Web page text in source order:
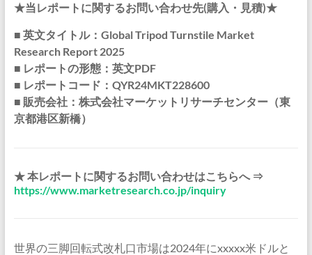
★当レポートに関するお問い合わせ先(購入・見積)★
■ 英文タイトル：Global Tripod Turnstile Market
Research Report 2025
■ レポートの形態：英文PDF
■ レポートコード：QYR24MKT228600
■ 販売会社：株式会社マーケットリサーチセンター（東
京都港区新橋）
★ 本レポートに関するお問い合わせはこちらへ ⇒
https://www.marketresearch.co.jp/inquiry
世界の三脚回転式改札口市場は2024年にxxxxx米ドルと